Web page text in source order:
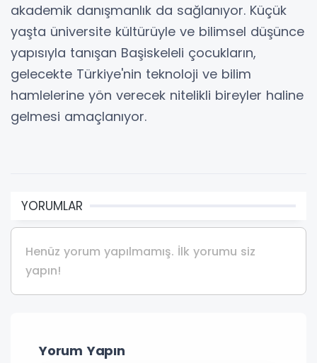
akademik danışmanlık da sağlanıyor. Küçük
yaşta üniversite kültürüyle ve bilimsel düşünce
yapısıyla tanışan Başiskeleli çocukların,
gelecekte Türkiye'nin teknoloji ve bilim
hamlelerine yön verecek nitelikli bireyler haline
gelmesi amaçlanıyor.
YORUMLAR
Henüz yorum yapılmamış. İlk yorumu siz
yapın!
Yorum Yapın